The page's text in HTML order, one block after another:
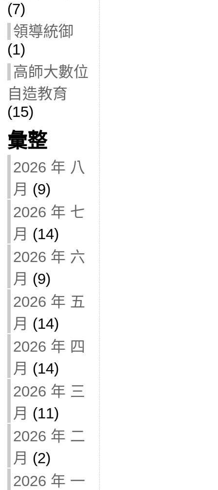
(7)
領導統御
(1)
高師大數位
自造教育
(15)
彙整
2026 年 八
月 (9)
2026 年 七
月 (14)
2026 年 六
月 (9)
2026 年 五
月 (14)
2026 年 四
月 (14)
2026 年 三
月 (11)
2026 年 二
月 (2)
2026 年 一